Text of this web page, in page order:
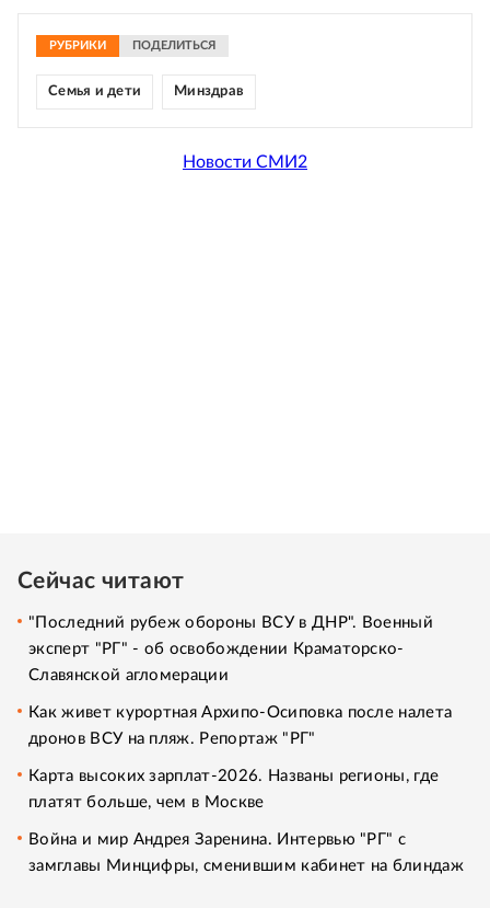
РУБРИКИ ПОДЕЛИТЬСЯ
Семья и дети Минздрав
Новости СМИ2
Сейчас читают
"Последний рубеж обороны ВСУ в ДНР". Военный
эксперт "РГ" - об освобождении Краматорско-
Славянской агломерации
Как живет курортная Архипо-Осиповка после налета
дронов ВСУ на пляж. Репортаж "РГ"
Карта высоких зарплат-2026. Названы регионы, где
платят больше, чем в Москве
Война и мир Андрея Заренина. Интервью "РГ" с
замглавы Минцифры, сменившим кабинет на блиндаж